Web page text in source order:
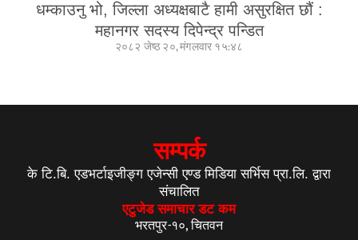
धम्काउनु भो, जिल्ला अध्यक्षबाटै हामी असुरक्षित छौं :
महानगर सदस्य दिपेन्द्र पन्डित
२०८२ जेष्ठ २०, मंगलवार १५:४८
सम्पर्क
के टि.बि. एडभर्टाइजीङ्ग एजेन्सी एण्ड मिडिया सर्भिस प्रा.लि. द्वारा
संचालित
एटुजेड समाचार डट कम
भरतपुर-१०, चितवन